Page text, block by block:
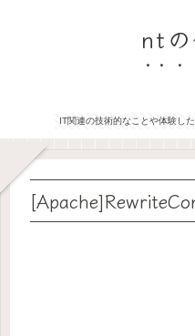
nt
IT関連の技術的なことや体験し